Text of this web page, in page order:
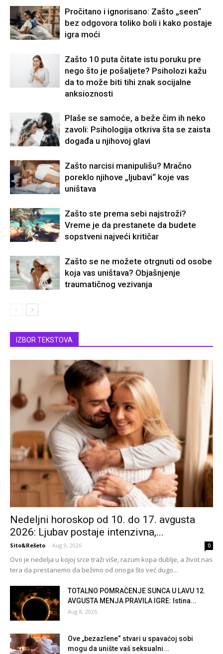
Pročitano i ignorisano: Zašto „seen“
bez odgovora toliko boli i kako postaje
igra moći
Zašto 10 puta čitate istu poruku pre
nego što je pošaljete? Psiholozi kažu
da to može biti tihi znak socijalne
anksioznosti
Plaše se samoće, a beže čim ih neko
zavoli: Psihologija otkriva šta se zaista
događa u njihovoj glavi
Zašto narcisi manipulišu? Mračno
poreklo njihove „ljubavi“ koje vas
uništava
Zašto ste prema sebi najstroži?
Vreme je da prestanete da budete
sopstveni najveći kritičar
Zašto se ne možete otrgnuti od osobe
koja vas uništava? Objašnjenje
traumatičnog vezivanja
IZBOR TEKSTOVA
Nedeljni horoskop od 10. do 17. avgusta
2026: Ljubav postaje intenzivna,...
Sito&Rešeto - Aug 9, 2026 0
Ovo je nedelja u kojoj srce traži više, razum kopa dublje, a život nas
tera da prestanemo da bežimo od onoga što već dugo...
TOTALNO POMRAČENJE SUNCA U LAVU 12.
AVGUSTA MENJA PRAVILA IGRE: Istina...
Aug 8, 2026
Ove „bezazlene“ stvari u spavaćoj sobi
mogu da unište vaš seksualni...